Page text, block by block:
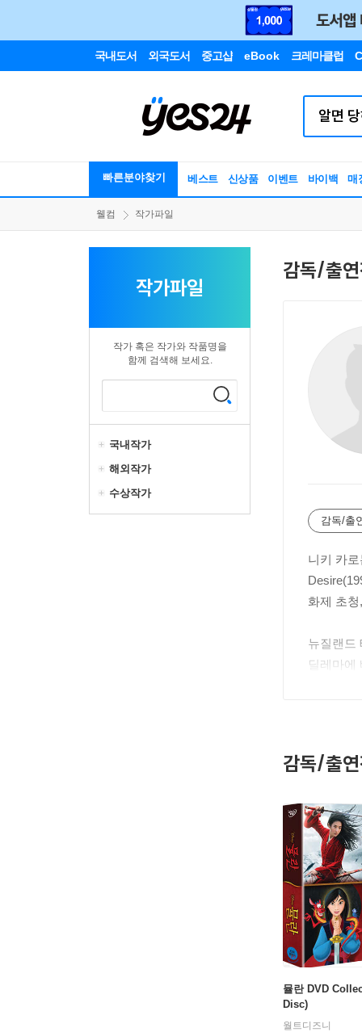
국내도서 외국도서 중고샵 eBook 크레마클럽
빠른분야찾기 베스트 신상품 이벤트 바이백 매
웰컴 작가파일
작가파일
작가 혹은 작가와 작품명을
함께 검색해 보세요.
국내작가
해외작가
수상작가
감독/출
감독/출
니키 카
화제 초
뉴질랜드
딜레마에
만이 리
니키 카
>로 2004
[필모그
웨일 라
웨일 라
감독/출
뮬란 DVD
Disc)
월트디즈니